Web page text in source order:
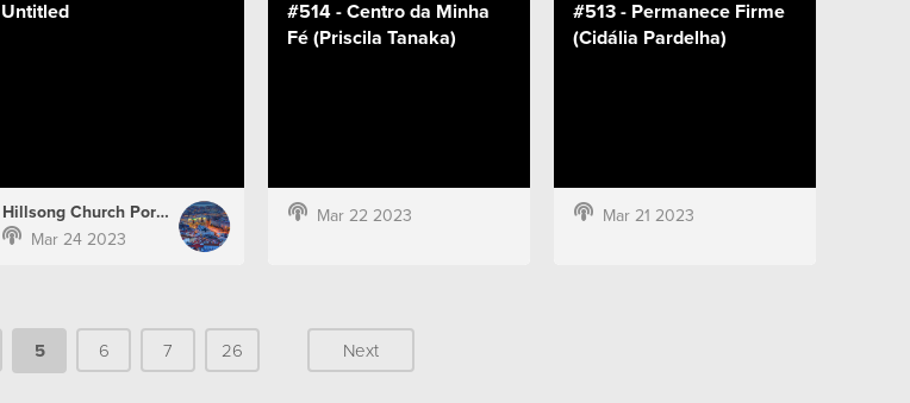
Untitled
Hillsong Church Portugal
Mar 24 2023
#514 - Centro da Minha
Fé (Priscila Tanaka)
Mar 22 2023
#513 - Permanece Firme
(Cidália Pardelha)
Mar 21 2023
5 6 7 26 Next